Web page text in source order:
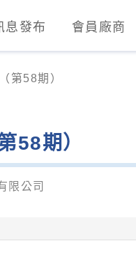
會)
息發布 會員廠商
第58期）
58期）
限公司